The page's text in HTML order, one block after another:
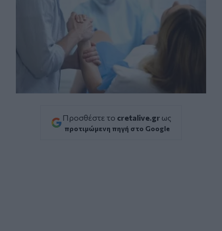
Προσθέστε το cretalive.gr ως
προτιμώμενη πηγή στο Google